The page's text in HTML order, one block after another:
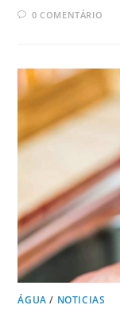
0 COMENTÁRIO
ÁGUA / NOTICIAS